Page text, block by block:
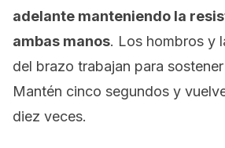
adelante manteniendo la
ambas manos. Los hombros y
del brazo trabajan para
Mantén cinco segundos y
diez veces.